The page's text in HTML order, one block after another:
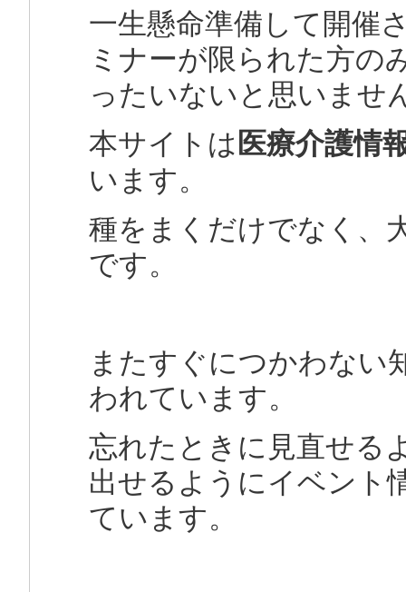
一生懸命準備して開催
ミナーが限られた方の
ったいないと思いませ
本サイトは医療介護情
います。
種をまくだけでなく、
です。
またすぐにつかわない
われています。
忘れたときに見直せる
出せるようにイベント
ています。